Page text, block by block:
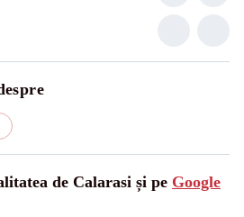
de Calarasi și pe Google